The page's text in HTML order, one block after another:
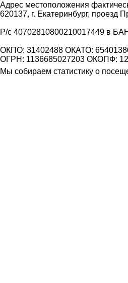
Адрес местоположения
620137, г. Екатеринбург,
Р/с 40702810800210017449 в
ОКПО: 31402488 ОКАТО:
ОГРН: 1136685027203 ОКОПФ:
Мы собираем статистику о